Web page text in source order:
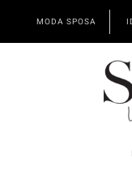
MODA SPOSA